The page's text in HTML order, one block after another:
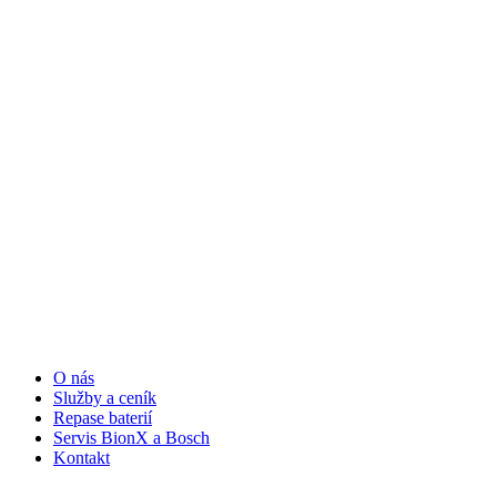
O nás
Služby a ceník
Repase baterií
Servis BionX a Bosch
Kontakt